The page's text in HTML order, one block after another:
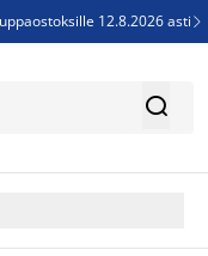
12.8.2026 asti 
60% 